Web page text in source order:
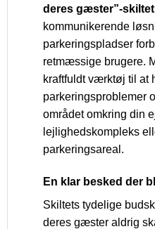
deres gæster”-skiltet
kommunikerende
parkeringspladser
retmæssige brugere.
kraftfuldt værktøj til at
parkeringsproblemer
området omkring din
lejlighedskompleks
parkeringsareal.
En klar besked der
Skiltets tydelige
deres gæster aldrig